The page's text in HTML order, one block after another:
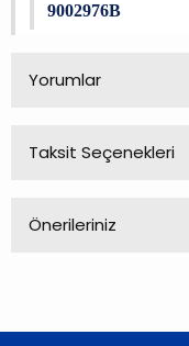
9002976B
Yorumlar
Taksit Seçenekleri
Önerileriniz